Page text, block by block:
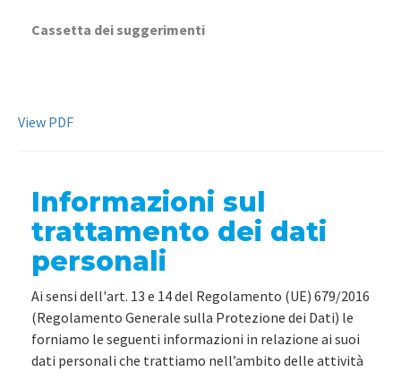
Cassetta dei suggerimenti
View PDF
Informazioni sul
trattamento dei dati
personali
Ai sensi dell'art. 13 e 14 del Regolamento (UE) 679/2016
(Regolamento Generale sulla Protezione dei Dati) le
forniamo le seguenti informazioni in relazione ai suoi
dati personali che trattiamo nell’ambito delle attività